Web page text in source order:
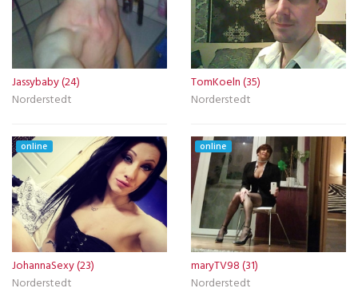
Jassybaby (24)
Norderstedt
TomKoeln (35)
Norderstedt
online
JohannaSexy (23)
Norderstedt
online
maryTV98 (31)
Norderstedt